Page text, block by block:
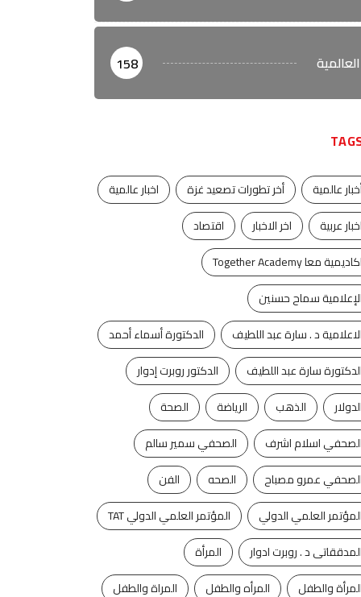
آخر الأخبار مقالات
مريرًا أم طريقًا يسيرًا
22, 2025
العالمية 158
عالمية أخر تطورات تصعيد غزة
اخبار عالمية
اخبار عربية
اخر الاخبار
اقتصاد
اكاديمية معا Together Academy
الإعلامية سماح حسنين
الاعلامية د . سارة عبد اللطيف
الدكتورة أسماء أحمد
الدكتورة سارة عبد اللطيف
الدكتور روبرت إدوار
الدولار
الذهب الرياضة
الصحة
الصحفي اسلام اشرف
الصحفي سمير سالم
الصحفي عمرو مصباح
الصحه
الفن
المؤتمر العلمي الدولي
المؤتمر العلمي الدولي TAT
المدققاتى د . روبرت ادوار
المرأة
المرأة والطفل
المرأه والطفل
المراة والطفل